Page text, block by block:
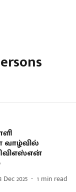
வாழ்வில்
Dec 2025 1 min read